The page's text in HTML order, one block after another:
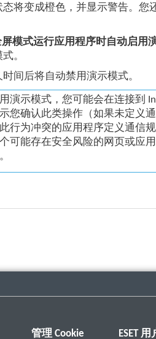
将变成橙色，并显示警告。您
屏模式运行应用程序时自动启用
。
时间后将自动禁用演示模式。
演示模式，您可能会在连接到
您确认此类操作（如果未定义
行为冲突的应用程序定义通信
可能存在安全风险的网页或应
管理 Cookie ESET